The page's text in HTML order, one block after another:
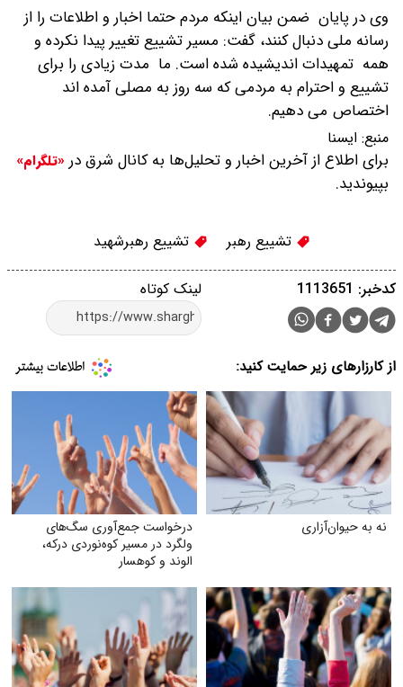
وی در پایان ضمن بیان اینکه مردم حتما اخبار و اطلاعات را از
رسانه ملی دنبال کنند، گفت: مسیر تشییع تغییر پیدا نکرده و
همه تمهیدات اندیشیده شده است. ما مدت زیادی را برای
تشییع و احترام به مردمی که سه روز به مصلی آمده اند
اختصاص می دهیم.
منبع: ايسنا
برای اطلاع از آخرین اخبار و تحلیل‌ها به کانال شرق در «تلگرام»
بپیوندید.
تشییع رهبر تشییع رهبرشهید
لینک کوتاه کدخبر: 1113651
از کارزارهای زیر حمایت کنید:
نه به حیوان‌آزاری
درخواست جمع‌آوری سگ‌های
ولگرد در مسیر کوه‌نوردی درکه،
الوند و کوهسار